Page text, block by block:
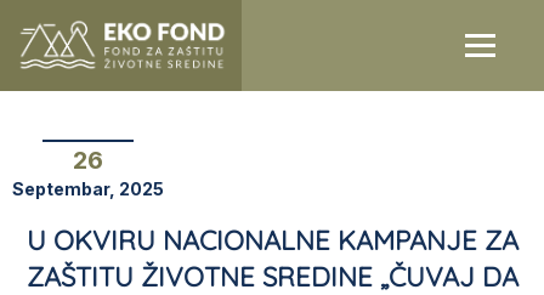
26
Septembar, 2025
U OKVIRU NACIONALNE KAMPANJE ZA
ZAŠTITU ŽIVOTNE SREDINE „ČUVAJ DA